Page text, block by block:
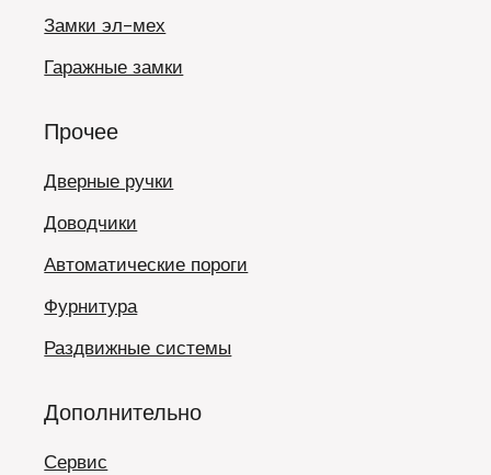
Замки эл-мех
Гаражные замки
Прочее
Дверные ручки
Доводчики
Автоматические пороги
Фурнитура
Раздвижные системы
Дополнительно
Сервис